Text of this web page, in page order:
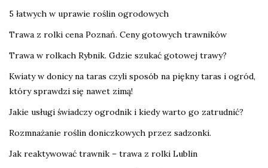
5 łatwych w uprawie roślin ogrodowych
Trawa z rolki cena Poznań. Ceny gotowych trawników
Trawa w rolkach Rybnik. Gdzie szukać gotowej trawy?
Kwiaty w donicy na taras czyli sposób na piękny taras i ogród,
który sprawdzi się nawet zimą!
Jakie usługi świadczy ogrodnik i kiedy warto go zatrudnić?
Rozmnażanie roślin doniczkowych przez sadzonki.
Jak reaktywować trawnik – trawa z rolki Lublin